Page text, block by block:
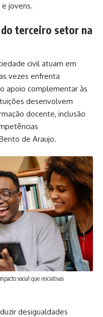
jovens.
terceiro setor na
civil atuam em
vezes enfrenta
apoio complementar às
desenvolvem
docente, inclusão
de Araujo.
social que iniciativas
desigualdades